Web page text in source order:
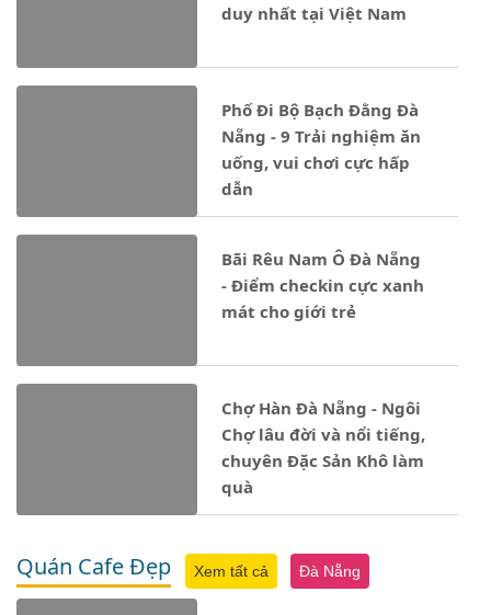
duy nhất tại Việt Nam
Phố Đi Bộ Bạch Đằng Đà
Nẵng - 9 Trải nghiệm ăn
uống, vui chơi cực hấp
dẫn
Bãi Rêu Nam Ô Đà Nẵng
- Điểm checkin cực xanh
mát cho giới trẻ
Chợ Hàn Đà Nẵng - Ngôi
Chợ lâu đời và nổi tiếng,
chuyên Đặc Sản Khô làm
quà
Quán Cafe Đẹp Xem tất cả Đà Nẵng